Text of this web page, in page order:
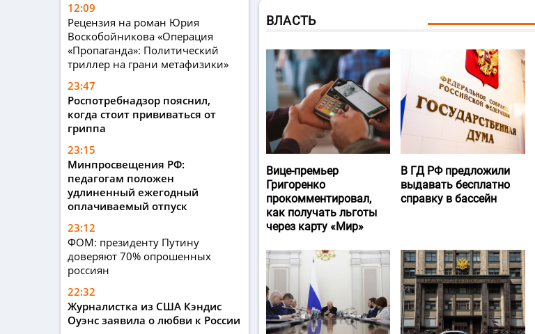
12:09
Рецензия на роман Юрия
Воскобойникова «Операция
«Пропаганда»: Политический
триллер на грани метафизики»
23:47
Роспотребнадзор пояснил,
когда стоит прививаться от
гриппа
23:15
Минпросвещения РФ:
педагогам положен
удлиненный ежегодный
оплачиваемый отпуск
23:12
ФОМ: президенту Путину
доверяют 70% опрошенных
россиян
22:32
Журналистка из США Кэндис
Оуэнс заявила о любви к России
ВЛАСТЬ
Вице-премьер
Григоренко
прокомментировал,
как получать льготы
через карту «Мир»
В ГД РФ предложили
выдавать бесплатно
справку в бассейн